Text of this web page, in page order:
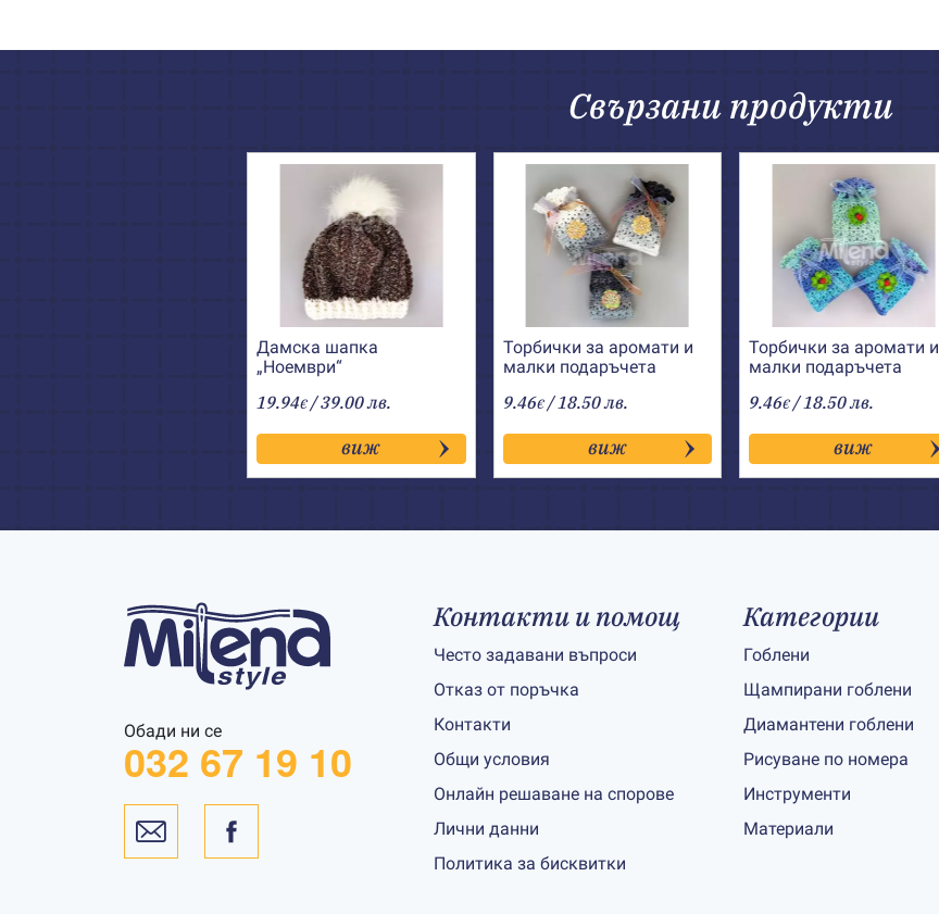
Свързани продукти
Дамска шапка
„Ноември“
19.94€ / 39.00 лв.
виж
Торбички за аромати и
малки подаръчета
9.46€/ 18.50 лв.
виж
Торбички за аромати и
малки подаръчета
вълшебство-2“
9.46€ / 18.50 лв.
виж
Обади ни се
032 67 19 10
Контакти и помощ
Често задавани въпроси
Отказ от поръчка
Контакти
Общи условия
Онлайн решаване на спорове
Лични данни
Политика за бисквитки
Категории
Гоблени
Щампирани гоблени
Диамантени гоблени
Рисуване по номера
Инструменти
Материали